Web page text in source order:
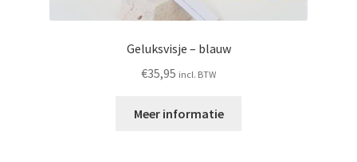
Geluksvisje – blauw
€35,95 incl. BTW
Meer informatie